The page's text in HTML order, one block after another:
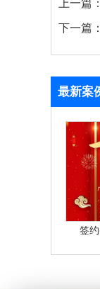
上一篇：
下一篇：
最新案
签